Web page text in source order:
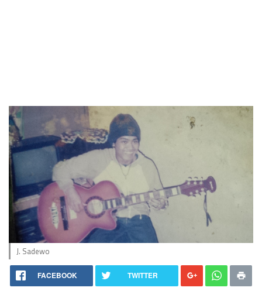
J. Sadewo
FACEBOOK TWITTER